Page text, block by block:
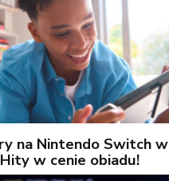
na Nintendo Switch w
w cenie obiadu!